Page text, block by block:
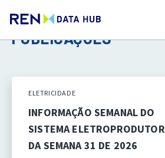
PUBLICAÇÕES
ELETRICIDADE
INFORMAÇÃO SEMANAL DO
SISTEMA ELETROPRODUTOR
DA SEMANA 31 DE 2026